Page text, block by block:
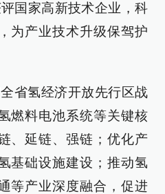
国家高新技术企业，科
为产业技术升级保驾护
省氢经济开放先行区战
燃料电池系统等关键核
、延链、强链；优化产
基础设施建设；推动氢
等产业深度融合，促进